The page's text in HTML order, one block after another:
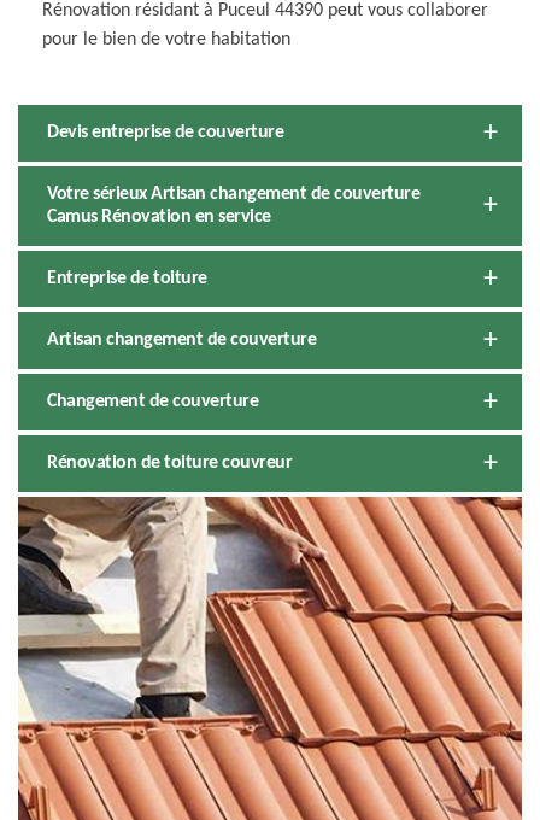
Rénovation résidant à Puceul 44390 peut vous collaborer
pour le bien de votre habitation
Devis entreprise de couverture
Votre sérieux Artisan changement de couverture
Camus Rénovation en service
Entreprise de toiture
Artisan changement de couverture
Changement de couverture
Rénovation de toiture couvreur